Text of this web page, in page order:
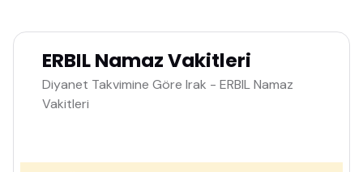
ERBIL Namaz Vakitleri
Diyanet Takvimine Göre Irak - ERBIL Namaz
Vakitleri